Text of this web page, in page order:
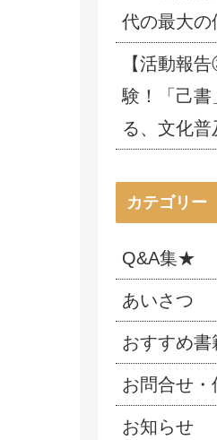
代の最大の
【活動報
験！「己書
る、文化普
カテゴリー
Q&A集★
あいさつ
おすすめ書
お問合せ・
お知らせ